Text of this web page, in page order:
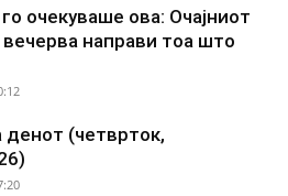
очекуваше ова: Очајниот
направи тоа што
денот (четврток,